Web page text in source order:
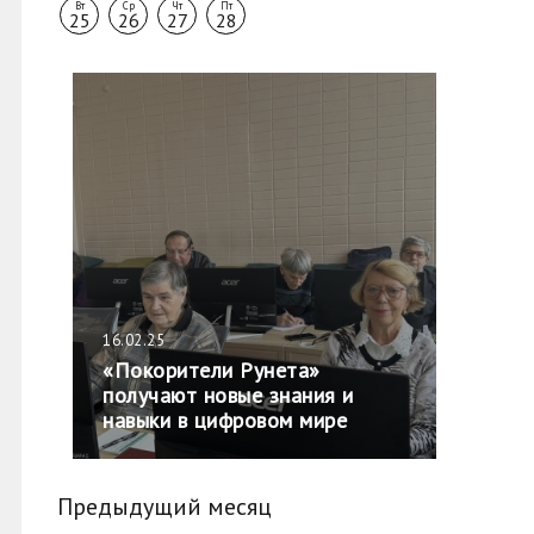
Вт
25
Ср
26
Чт
27
Пт
28
16.02.25
«Покорители Рунета»
получают новые знания и
навыки в цифровом мире
Предыдущий месяц